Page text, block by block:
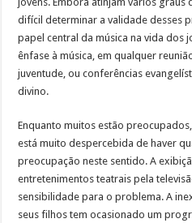
difícil determinar a validade desses
papel central da música na vida dos
ênfase à música, em qualquer
juventude, ou conferências
divino.
Enquanto muitos estão
está muito despercebida de haver
preocupação neste sentido. A
entretenimentos teatrais pela
sensibilidade para o problema. A
seus filhos tem ocasionado um